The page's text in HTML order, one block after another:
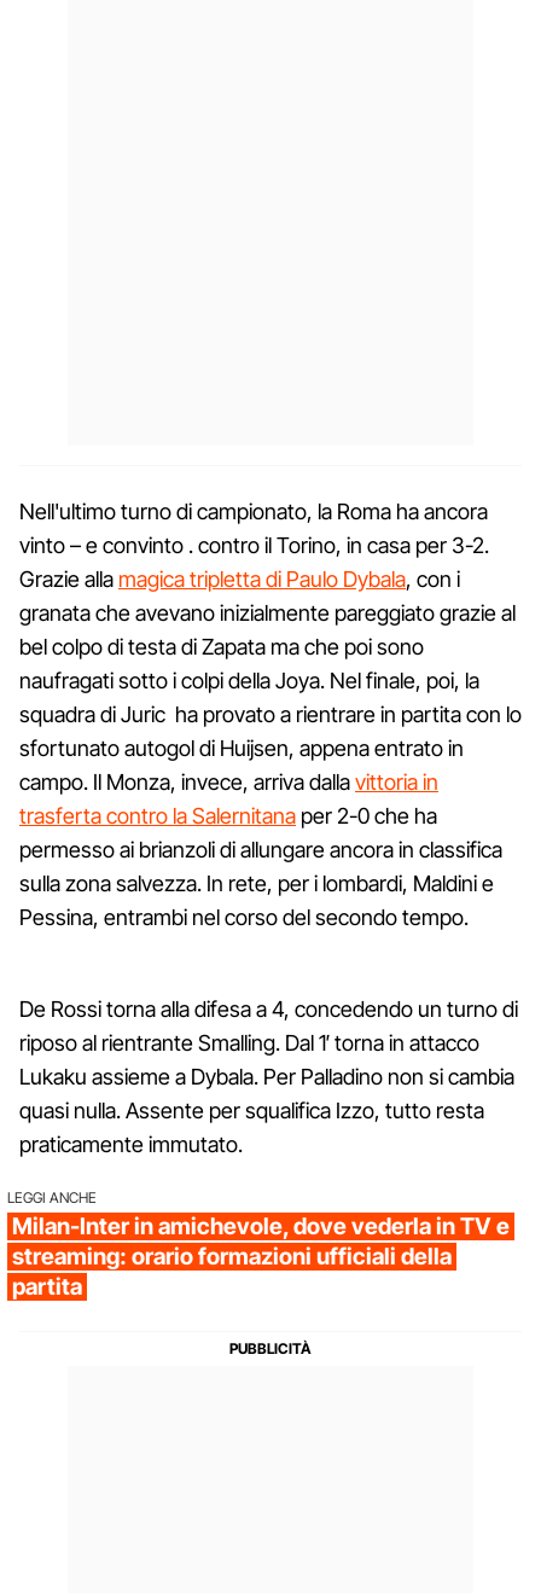
Nell'ultimo turno di campionato, la Roma ha ancora
vinto – e convinto . contro il Torino, in casa per 3-2.
Grazie alla magica tripletta di Paulo Dybala, con i
granata che avevano inizialmente pareggiato grazie al
bel colpo di testa di Zapata ma che poi sono
naufragati sotto i colpi della Joya. Nel finale, poi, la
squadra di Juric ha provato a rientrare in partita con lo
sfortunato autogol di Huijsen, appena entrato in
campo. Il Monza, invece, arriva dallavittoria in
trasferta contro la Salernitana per 2-0 che ha
permesso ai brianzoli di allungare ancora in classifica
sulla zona salvezza. In rete, per i lombardi, Maldini e
Pessina, entrambi nel corso del secondo tempo.
De Rossi torna alla difesa a 4, concedendo un turno di
riposo al rientrante Smalling. Dal 1′ torna in attacco
Lukaku assieme a Dybala. Per Palladino non si cambia
quasi nulla. Assente per squalifica Izzo, tutto resta
praticamente immutato.
LEGGI ANCHE
Milan-Inter in amichevole, dove vederla in TV e
streaming: orario formazioni ufficiali della
partita